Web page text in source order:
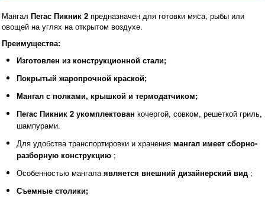
Мангал Пегас Пикник 2 предназначен для готовки мяса, рыбы или
овощей на углях на открытом воздухе.
Преимущества:
Изготовлен из конструкционной стали;
Покрытый жаропрочной краской;
Мангал с полками, крышкой и термодатчиком;
Пегас Пикник 2 укомплектован кочергой, совком, решеткой гриль,
шампурами.
Для удобства транспортировки и хранения мангал имеет сборно-
разборную конструкцию ;
Особенностью мангалаявляется внешний дизайнерский вид ;
Съемные столики;